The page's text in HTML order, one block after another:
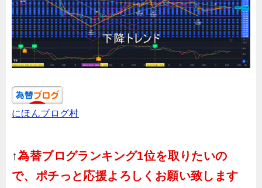
にほんブログ村
↑為替ブログランキング1位を取りたいの
で、ポチっと応援よろしくお願い致します